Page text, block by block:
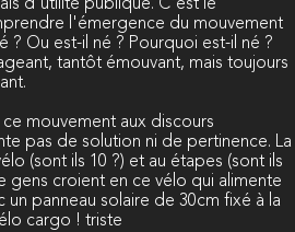
d'utilité publique. C'est le
l'émergence du mouvement
? Ou est-il né ? Pourquoi est-il né ?
tantôt émouvant, mais toujours
mouvement aux discours
pas de solution ni de pertinence. La
(sont ils 10 ?) et au étapes (sont ils
gens croient en ce vélo qui alimente
un panneau solaire de 30cm fixé à la
cargo ! triste